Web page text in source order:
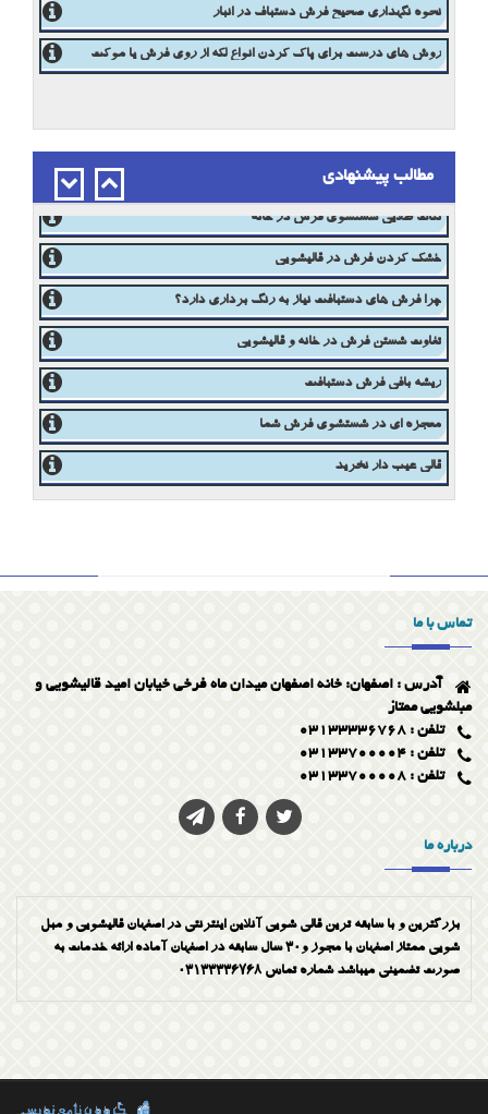
قالیشویی ممتاز
نحوه نگهداری صحیح فرش دستباف در انبار
مطالب پیشنهادی
قالیشویی در شهر اصفهان
نکات طلایی شستشوی فرش در خانه
خشک کردن فرش در قالیشویی
چرا فرش های دستبافت نیاز به رنگ برداری دارد؟
تفاوت شستن فرش در خانه و قالیشویی
ریشه بافی فرش دستبافت
معجزه ای در شستشوی فرش شما
جارو زدن فرش
شستشوی فرش با رعایت اصول
تماس با ما
آدرس : اصفهان: خانه اصفهان میدان ماه فرخی خیابان امید قالیشویی و
مبلشویی ممتاز
تلفن : 03133336768
تلفن : 03133700004
تلفن : 03133700008
درباره ما
بزرگترین و با سابقه ترین قالی شویی آنلاین اینترنتی در اصفهان قالیشویی و مبل
شویی ممتاز اصفهان با مجوز و30 سال سابقه در اصفهان آماده ارائه خدمات به
صورت تضمینی میباشد شماره تماس 03133336768